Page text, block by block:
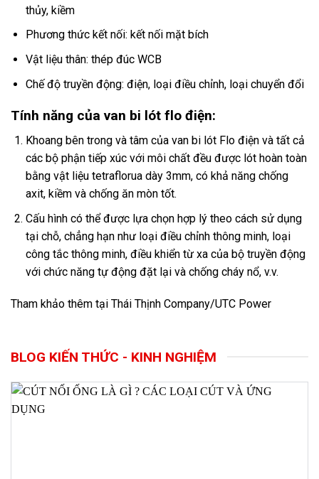
thủy, kiềm
Phương thức kết nối: kết nối mặt bích
Vật liệu thân: thép đúc WCB
Chế độ truyền động: điện, loại điều chỉnh, loại chuyển đổi
Tính năng của van bi lót flo điện:
Khoang bên trong và tâm của van bi lót Flo điện và tất cả
các bộ phận tiếp xúc với môi chất đều được lót hoàn toàn
bằng vật liệu tetraflorua dày 3mm, có khả năng chống
axit, kiềm và chống ăn mòn tốt.
Cấu hình có thể được lựa chọn hợp lý theo cách sử dụng
tại chỗ, chẳng hạn như loại điều chỉnh thông minh, loại
công tắc thông minh, điều khiển từ xa của bộ truyền động
với chức năng tự động đặt lại và chống cháy nổ, v.v.
Tham khảo thêm tại Thái Thịnh Company/UTC Power
BLOG KIẾN THỨC - KINH NGHIỆM